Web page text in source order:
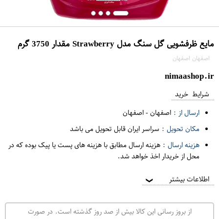
مایع ظرفشویی گل سنگ مدل Strawberry مقدار 3750 گرم
اصفهان اصفهان
nimaashop.ir
شرایط خرید
ارسال از : اصفهان-اصفهان
مکان تحویل : سراسر ایران قابل تحویل می باشد
هزینه ارسال : هزینه ارسال مطابق با هزینه های پست یا پیک بوده که در
محل از خریدار اخذ خواهد شد.
اطلاعات بیشتر ❯
از بروز رسانی این کالا بیش از صد روز گذشته است. در صورت